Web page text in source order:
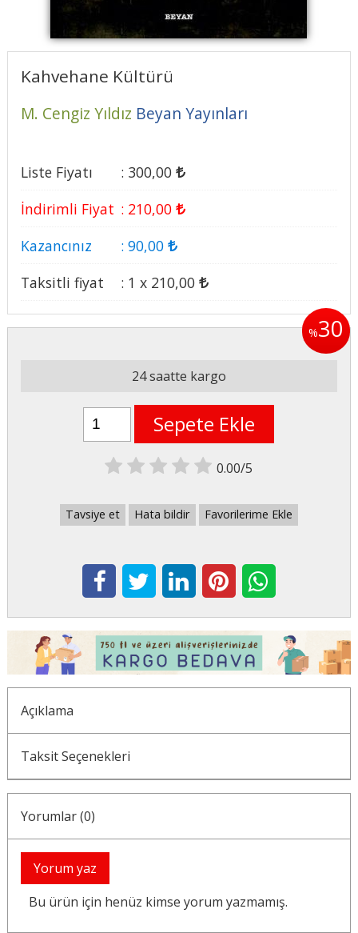
Kahvehane Kültürü
M. Cengiz Yıldız Beyan Yayınları
Liste Fiyatı : 300,00
İndirimli Fiyat : 210,00
Kazancınız
: 90,00
Taksitli fiyat
: 1 x 210,00
%30
24 saatte kargo
Sepete Ekle
0.00/5
Tavsiye et Hata bildir Favorilerime Ekle
Açıklama
Taksit Seçenekleri
Yorumlar (0)
Yorum yaz
Bu ürün için henüz kimse yorum yazmamış.